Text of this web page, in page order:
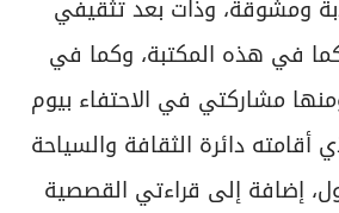
ومشوقة، وذات بعد تثقيفي
في هذه المكتبة، وكما في
مشاركتي في الاحتفاء بيوم
أقامته دائرة الثقافة والسياحة
إضافة إلى قراءتي القصصية